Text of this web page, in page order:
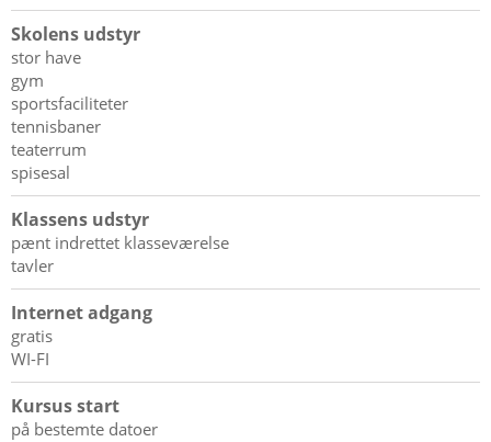
Skolens udstyr
stor have
gym
sportsfaciliteter
tennisbaner
teaterrum
spisesal
Klassens udstyr
pænt indrettet klasseværelse
tavler
Internet adgang
gratis
WI-FI
Kursus start
på bestemte datoer